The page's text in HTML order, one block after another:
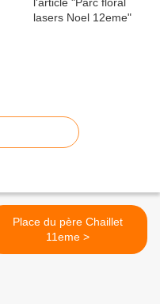
Place du père Chaillet
11eme >